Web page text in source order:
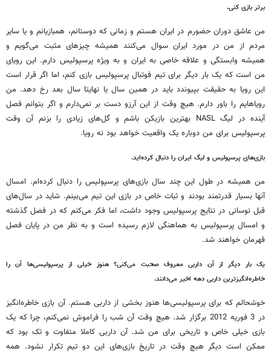
برتر بازی کنی.
من عاشق دوران حضورم در ایران هستم و زمانی که دوستانم، همبازیانم و یا سایر
مردم از من در مورد ایران سوال می‌کنند همیشه چیزهای مثبت می‌گویم و
همیشه وابستگی و علاقه خاصی به ایران و به ویژه‌ پرسپولیس دارم. این رویای
من است که یک بار دیگر برای تیم فوتبال پرسپولیس بازی کنم، اما اگر قرار است
این رویا به حقیقت بپیوندد باید در همین سال یا نهایتا سال بعد رخ دهد. من
رویاهایم را باور دارم. هیچ وقت از این آرزو دست بر نمی‌دارم و اگر بتوانم فصل
آینده در لیگ NASL بهترین بازیکن باشم و گل‌های زیادی را بزنم آن وقت
پرسپولیس برای من دوباره یک واقعیت خواهد بود نه رویا.
بازی‌های پرسپولیس و لیگ ایران را دنبال کرده‌اید.
من همیشه در طول این چند سال بازی‌های پرسپولیس را دنبال کرده‌ام. امسال
آنها بسیار قدرتمند بودند و ثبات خاص در بازی این تیم می‌بینم. شاید در سال‌های
قبل نوسانی در نتایج پرسپولیس وجود داشت، اما فکر می‌کنم که در فصل گذشته
و امسال پرسپولیس به هماهنگی لازم رسیده است و به نظر من در پایان فصل
قهرمان خواهند شد.
یک بار دیگر از آن داربی معروف صحبت می‌کنی؟ هنوز خیلی از پرسپولیسی‌ها آن را
خاطره‌انگیز‌ترین داربی دهه اخیر می‌دانند.
خوشحالم که برای پرسپولیسی‌ها هنوز بخشی از داربی هستم. آن بازی خاطره‌انگیز
در 3 فوریه 2012 برگزار شد. هیچ وقت آن شب را فراموش نمی‌کنم، چرا که یک
بازی خیلی خاص و تاریخی برای من شد. آن داربی کاملا متفاوت و تک بود که
ممکن است دیگر هیچ وقت در تاریخ بازی‌های این دو تیم تکرار نشود. همه